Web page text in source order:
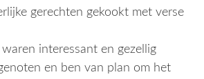
gerechten gekookt met verse
interessant en gezellig
en ben van plan om het